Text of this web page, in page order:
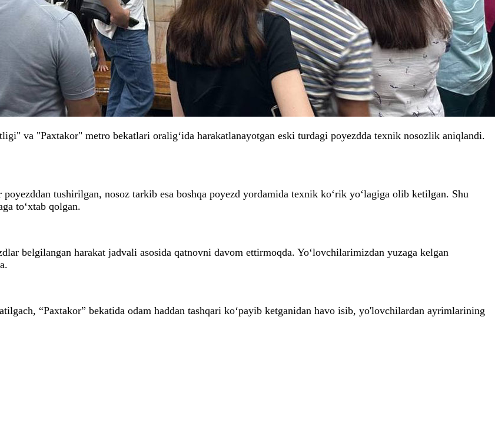
va "Paxtakor" metro bekatlari oralig‘ida harakatlanayotgan eski turdagi poyezdda texnik nosozlik aniqlandi.
tushirilgan, nosoz tarkib esa boshqa poyezd yordamida texnik ko‘rik yo‘lagiga olib ketilgan. Shu
to‘xtab qolgan.
belgilangan harakat jadvali asosida qatnovni davom ettirmoqda. Yo‘lovchilarimizdan yuzaga kelgan
“Paxtakor” bekatida odam haddan tashqari ko‘payib ketganidan havo isib, yo'lovchilardan ayrimlarining